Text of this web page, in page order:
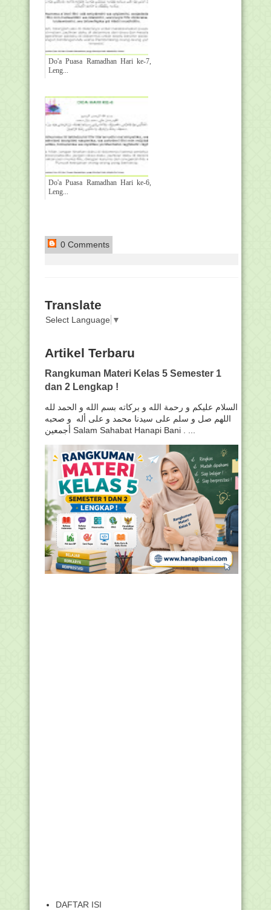
Do'a Puasa Ramadhan Hari ke-7,
Leng...
Do'a Puasa Ramadhan Hari ke-6,
Leng...
0 Comments
Translate
Select Language ▼
Artikel Terbaru
Rangkuman Materi Kelas 5 Semester 1
dan 2 Lengkap !
السلام عليكم و رحمة الله و بركاته بسم الله و الحمد لله
اللهم صل و سلم على سيدنا محمد و على أله و صحبه
أجمعين Salam Sahabat Hanapi Bani . ...
DAFTAR ISI